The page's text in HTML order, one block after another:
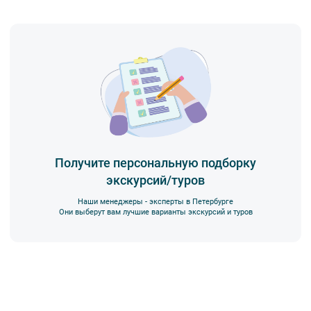
Получите персональную подборку
экскурсий/туров
Наши менеджеры - эксперты в Петербурге
Они выберут вам лучшие варианты экскурсий и туров